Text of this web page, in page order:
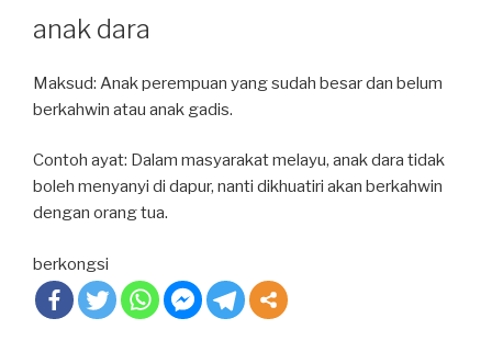
anak dara
Maksud: Anak perempuan yang sudah besar dan belum
berkahwin atau anak gadis.
Contoh ayat: Dalam masyarakat melayu, anak dara tidak
boleh menyanyi di dapur, nanti dikhuatiri akan berkahwin
dengan orang tua.
berkongsi